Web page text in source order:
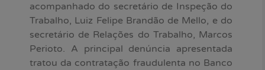
acompanhado do secretário de Inspeção do
Trabalho, Luiz Felipe Brandão de Mello, e do
secretário de Relações do Trabalho, Marcos
Perioto. A principal denúncia apresentada
tratou da contratação fraudulenta no Banco